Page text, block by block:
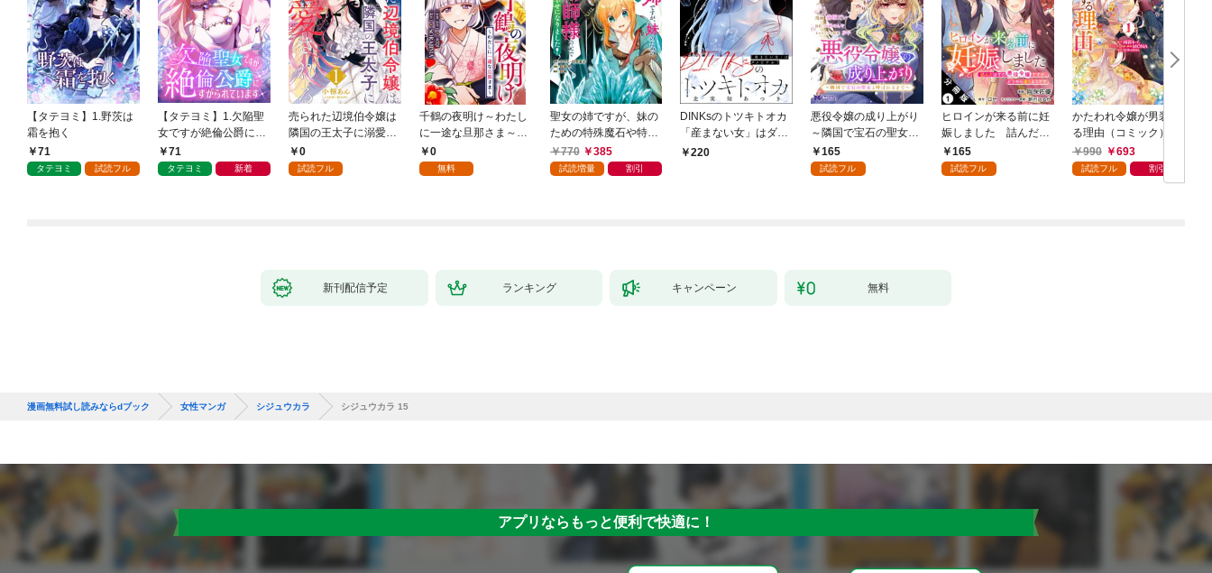
【タテヨミ】1.野茨は
霜を抱く
71
タテヨミ 試読フル
【タテヨミ】1.欠陥聖
女ですが絶倫公爵にす
がられています
71
タテヨミ 新着
売られた辺境伯令嬢は
隣国の王太子に溺愛さ
れる 1
0
試読フル
千鶴の夜明け～わたし
に一途な旦那さま～
【分冊版】 1話「北条
家の生贄（１）」
0
無料
聖女の姉ですが、妹の
ための特殊魔石や特殊
薬草の採取をやめた
ら、隣国の魔術師様の
770 385
試読増量 割引
DINKsのトツキトオカ
「産まない女」はダメ
ですか？（分冊版）
220
悪役令嬢の成り上がり
～隣国で宝石の聖女と
呼ばれるまで～（コミ
ック） 分冊版 1
165
試読フル
ヒロインが来る前に妊
娠しました 詰んだは
ずの悪役令嬢ですが、
どうやら違うようです
165
試読フル
かたわれ令嬢が男装す
る理由（コミック） 1
990
693
試読フル 割引
新刊配信予定 ランキング キャンペーン 無料
漫画無料試し読みならdブック 女性マンガ シジュウカラ シジュウカラ 15
アプリならもっと便利で快適に！